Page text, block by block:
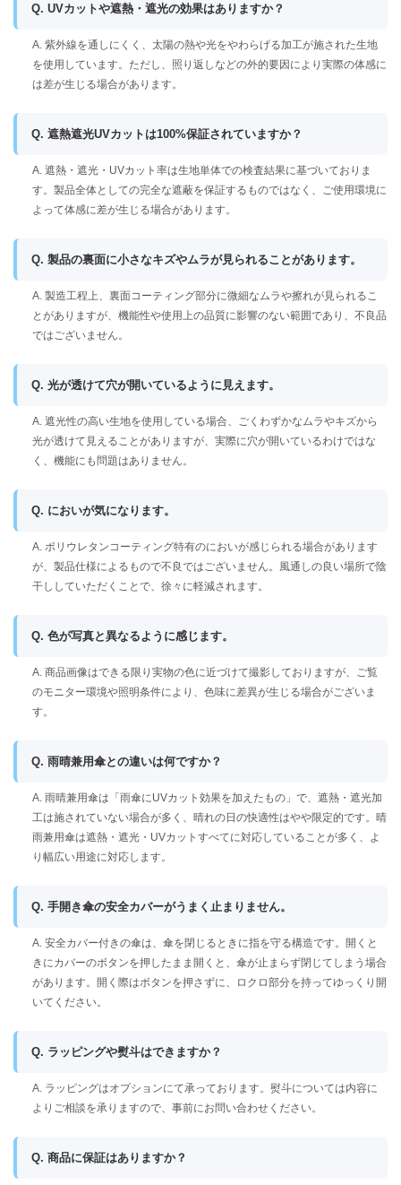
Q. UVカットや遮熱・遮光の効果はありますか？
A. 紫外線を通しにくく、太陽の熱や光をやわらげる加工が施された生地
を使用しています。ただし、照り返しなどの外的要因により実際の体感に
は差が生じる場合があります。
Q. 遮熱遮光UVカットは100%保証されていますか？
A. 遮熱・遮光・UVカット率は生地単体での検査結果に基づいておりま
す。製品全体としての完全な遮蔽を保証するものではなく、ご使用環境に
よって体感に差が生じる場合があります。
Q. 製品の裏面に小さなキズやムラが見られることがあります。
A. 製造工程上、裏面コーティング部分に微細なムラや擦れが見られるこ
とがありますが、機能性や使用上の品質に影響のない範囲であり、不良品
ではございません。
Q. 光が透けて穴が開いているように見えます。
A. 遮光性の高い生地を使用している場合、ごくわずかなムラやキズから
光が透けて見えることがありますが、実際に穴が開いているわけではな
く、機能にも問題はありません。
Q. においが気になります。
A. ポリウレタンコーティング特有のにおいが感じられる場合があります
が、製品仕様によるもので不良ではございません。風通しの良い場所で陰
干ししていただくことで、徐々に軽減されます。
Q. 色が写真と異なるように感じます。
A. 商品画像はできる限り実物の色に近づけて撮影しておりますが、ご覧
のモニター環境や照明条件により、色味に差異が生じる場合がございま
す。
Q. 雨晴兼用傘との違いは何ですか？
A. 雨晴兼用傘は「雨傘にUVカット効果を加えたもの」で、遮熱・遮光加
工は施されていない場合が多く、晴れの日の快適性はやや限定的です。晴
雨兼用傘は遮熱・遮光・UVカットすべてに対応していることが多く、よ
り幅広い用途に対応します。
Q. 手開き傘の安全カバーがうまく止まりません。
A. 安全カバー付きの傘は、傘を閉じるときに指を守る構造です。開くと
きにカバーのボタンを押したまま開くと、傘が止まらず閉じてしまう場合
があります。開く際はボタンを押さずに、ロクロ部分を持ってゆっくり開
いてください。
Q. ラッピングや熨斗はできますか？
A. ラッピングはオプションにて承っております。熨斗については内容に
よりご相談を承りますので、事前にお問い合わせください。
Q. 商品に保証はありますか？